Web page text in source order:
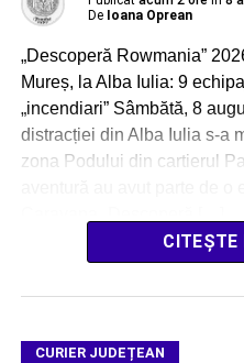
De Ioana Oprean
„Descoperă Rowmania”
Mureș, la Alba Iulia: 9
„incendiari” Sâmbătă, 8
distracției din Alba Iulia s-a
zona Podului din cartierul
CITEȘTE
CURIER JUDEȚEAN